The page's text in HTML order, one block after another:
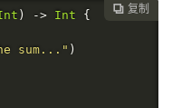
 复制
) -> Int
{
sum..." )